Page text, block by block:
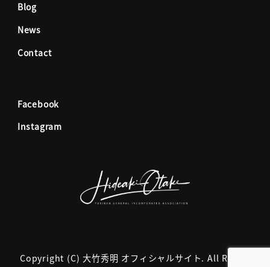
Blog
News
Contact
Facebook
Instagram
Copyright (C) 大竹秀明 オフィシャルサイト. All Rights